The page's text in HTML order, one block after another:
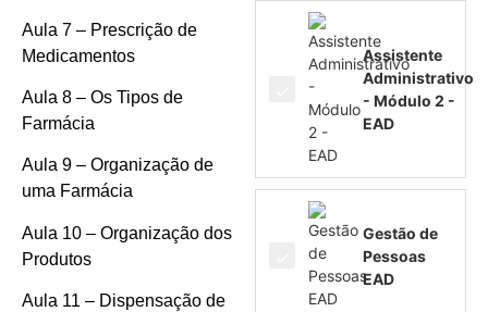
Aula 7 – Prescrição de
Medicamentos
Aula 8 – Os Tipos de
Farmácia
Aula 9 – Organização de
uma Farmácia
Aula 10 – Organização dos
Produtos
Aula 11 – Dispensação de
Assistente
Administrativo
- Módulo 2 -
EAD
Gestão de
Pessoas
EAD